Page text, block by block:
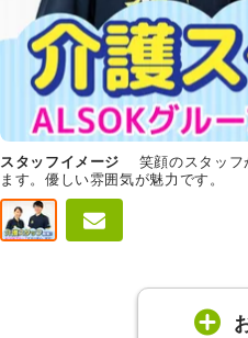
スタッフイメージ
笑顔のスタッ
ます。優しい雰囲気が魅力です。